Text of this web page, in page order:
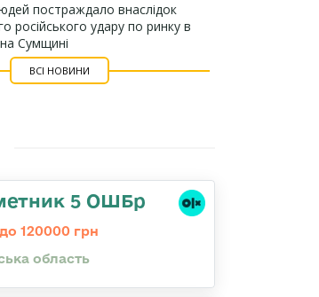
постраждало внаслідок
російського удару по ринку в
на Сумщині
ВСІ НОВИНИ
5 ОШБр
120000 грн
область